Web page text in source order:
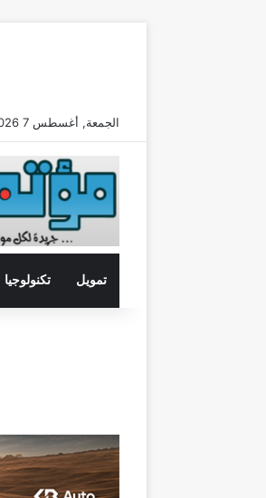
الجمعة, أغسطس 7 2026
تمويل تكنولوجيا